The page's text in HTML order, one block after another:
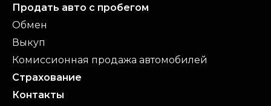
Продать авто с пробегом
Обмен
Выкуп
Комиссионная продажа автомобилей
Страхование
Контакты